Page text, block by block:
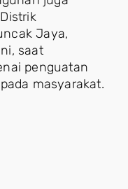
Jaya,
saat
penguatan
masyarakat.